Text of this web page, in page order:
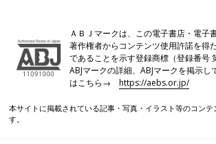
妊娠日数・生後日数に合わせて専門家のアド
け。同じ出産月のママ同士で情報交換したり
記録できる「成長きろく」も大人気！
ＡＢＪマークは、この電子書店・電子
著作権者からコンテンツ使用許諾を得
であることを示す登録商標（登録番号
ABJマークの詳細、ABJマークを掲示
はこちら→https://aebs.or.jp/
本サイトに掲載されている記事・写真・イラスト等のコンテ
す。